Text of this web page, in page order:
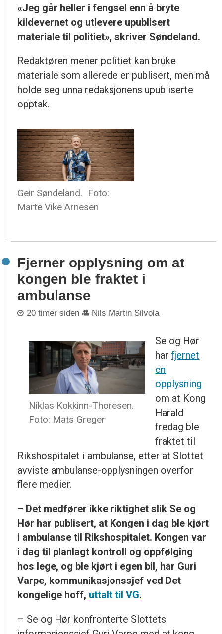
«Jeg går heller i fengsel enn å bryte
kildevernet og utlevere upublisert
materiale til politiet», skriver Søndeland.
Redaktøren mener politiet kan bruke
materiale som allerede er publisert, men må
holde seg unna redaksjonens upubliserte
opptak.
Geir Søndeland.
Foto:
Marte Vike Arnesen
Fjerner opplysning om at
kongen ble fraktet i
ambulanse
20 timer siden Nils Martin Silvola
Niklas Kokkinn-Thoresen.
Foto: Mats Greger
Se og Hør
harfjernet
en
opplysning
om at Kong
Harald
fredag ble
fraktet til
Rikshospitalet i ambulanse, etter at Slottet
avviste ambulanse-opplysningen overfor
flere medier.
– Det medfører ikke riktighet slik Se og
Hør har publisert, at Kongen i dag ble kjørt
i ambulanse til Rikshospitalet. Kongen var
i dag til planlagt kontroll og oppfølging
hos lege, og ble kjørt i egen bil, har Guri
Varpe, kommunikasjonssjef ved Det
kongelige hoff, uttalt til VG.
– Se og Hør konfronterte Slottets